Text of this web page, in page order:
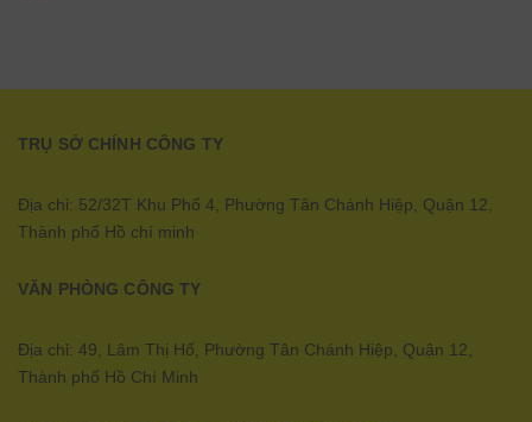
TRỤ SỞ CHÍNH CÔNG TY
Địa chỉ: 52/32T Khu Phố 4, Phường Tân Chánh Hiệp, Quận 12,
Thành phố Hồ chí minh
VĂN PHÒNG CÔNG TY
Địa chỉ: 49, Lâm Thị Hố, Phường Tân Chánh Hiệp, Quận 12,
Thành phố Hồ Chí Minh